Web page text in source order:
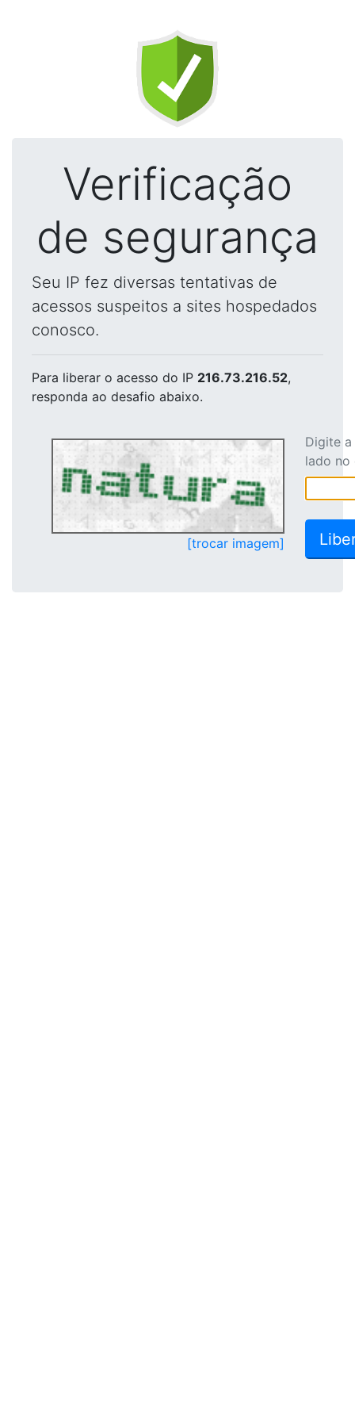
Verificação
de segurança
Seu IP fez diversas tentativas de
acessos suspeitos a sites hospedados
conosco.
Para liberar o acesso do IP 216.73.216.52,
responda ao desafio abaixo.
[trocar imagem]
Digite
lado no